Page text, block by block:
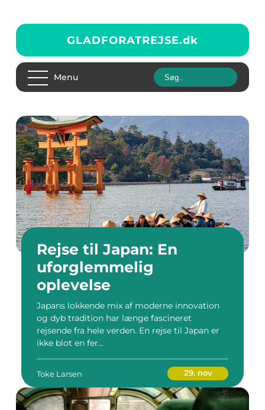
GLADFORATREJSE.dk
Menu
Rejse til Japan: En
uforglemmelig
oplevelse
Japans lokkende mix af moderne innovation
og dyb tradition har længe fascineret
rejsende fra hele verden. En rejse til Japan er
ikke blot en fer...
Toke Larsen 29. nov